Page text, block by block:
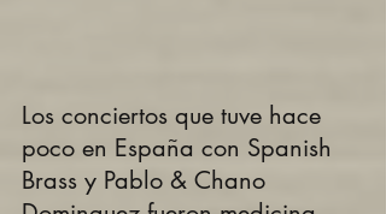
Los conciertos que tuve hace
poco en España con Spanish
Brass y Pablo & Chano